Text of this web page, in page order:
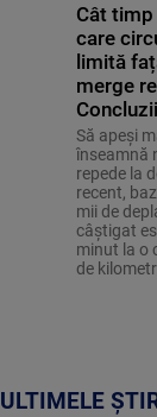
Cât
care
limită
merge
Să apeși
înseamnă
repede la
recent,
mii de
câștigat
minut la o
de
ULTIMELE